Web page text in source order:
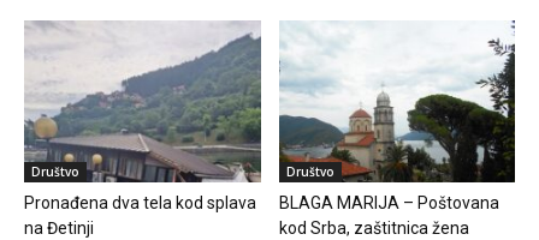
Društvo
Pronađena dva tela kod splava
na Đetinji
Društvo
BLAGA MARIJA – Poštovana
kod Srba, zaštitnica žena